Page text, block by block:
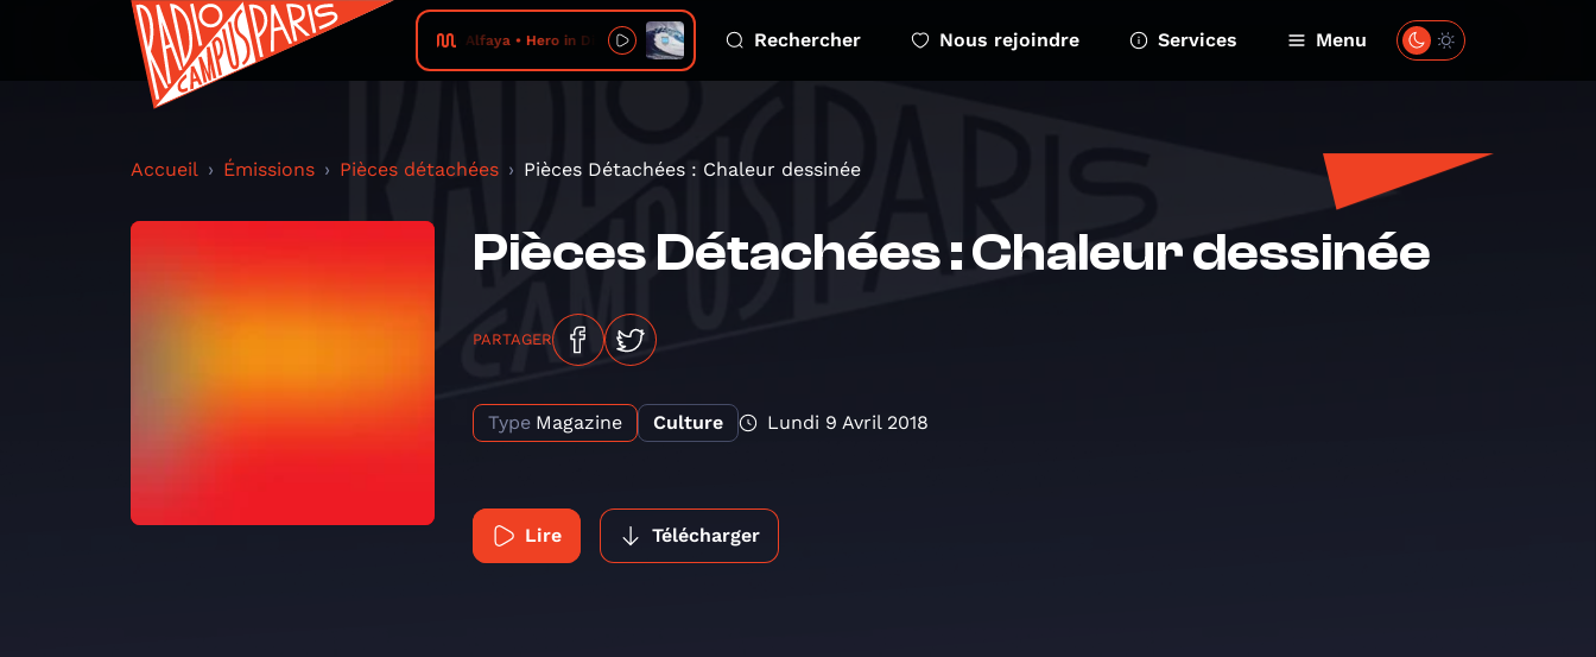
Pablo Alfaya • Hero in Disguise Rechercher Nous rejoindre Services Menu
Accueil Émissions Pièces détachées Pièces Détachées : Chaleur dessinée
Pièces Détachées : Chaleur dessinée
PARTAGER
Type Magazine Culture Lundi 9 Avril 2018
Lire Télécharger